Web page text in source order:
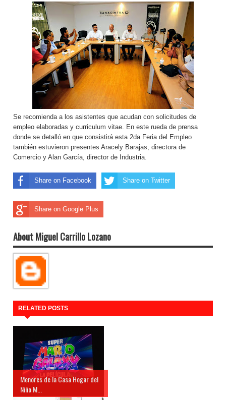
Se recomienda a los asistentes que acudan con solicitudes de
empleo elaboradas y curriculum vitae. En este rueda de prensa
donde se detalló en que consistirá esta 2da Feria del Empleo
también estuvieron presentes Aracely Barajas, directora de
Comercio y Alan García, director de Industria.
Share on Facebook Share on Twitter
Share on Google Plus
About Miguel Carrillo Lozano
RELATED POSTS
Menores de la Casa Hogar del
Niño M...